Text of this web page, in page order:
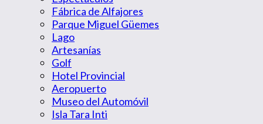
Fábrica de Alfajores
Parque Miguel Güemes
Lago
Artesanías
Golf
Hotel Provincial
Aeropuerto
Museo del Automóvil
Isla Tara Inti